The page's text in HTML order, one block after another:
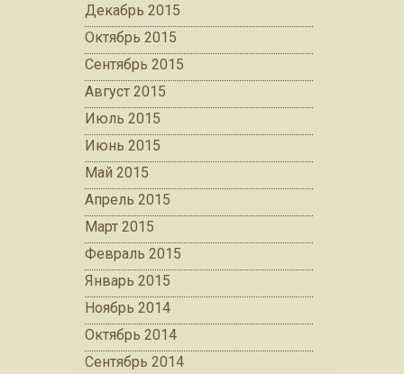
Декабрь 2015
Октябрь 2015
Сентябрь 2015
Август 2015
Июль 2015
Июнь 2015
Май 2015
Апрель 2015
Март 2015
Февраль 2015
Январь 2015
Ноябрь 2014
Октябрь 2014
Сентябрь 2014